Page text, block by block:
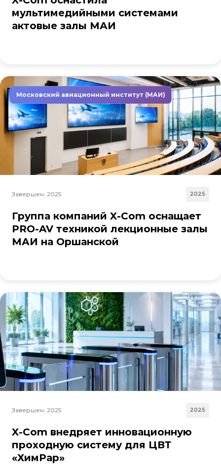
мультимедийными системами
актовые залы МАИ
Московский авиационный институт (МАИ)
Завершен: 2025 2025
Группа компаний X-Com оснащает
PRO-AV техникой лекционные залы
МАИ на Оршанской
Завершен: 2025 2025
X-Com внедряет инновационную
проходную систему для ЦВТ
«ХимРар»